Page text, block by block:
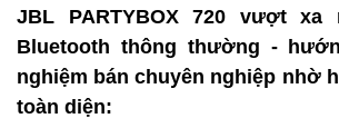
JBL PARTYBOX 720 vượt xa
Bluetooth thông thường -
nghiệm bán chuyên nghiệp nhờ
toàn diện: